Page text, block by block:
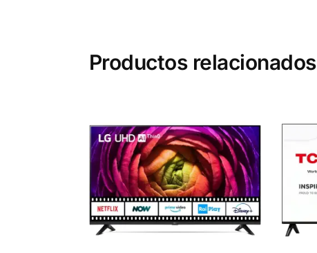
Productos relacionados